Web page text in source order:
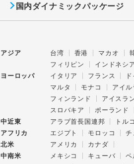
国内ダイナミックパッケージ
アジア 台湾 香港 マカオ
フィリピン
インドネシ
ヨーロッパ
イタリア フランス
マルタ
モナコ アイル
フィンランド
アイスラ
スロバキア
ポーランド
中近東
アラブ首長国連邦 トルコ
アフリカ
エジプト モロッコ チ
北米
アメリカ
カナダ
中南米
メキシコ キューバ ペ